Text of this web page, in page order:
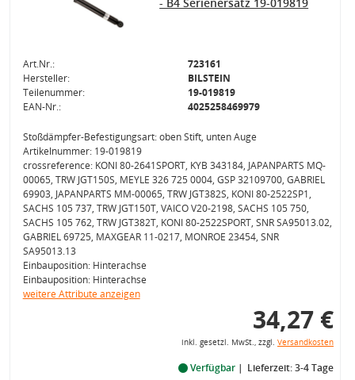
Art.Nr.:
723161
Hersteller:
BILSTEIN
Teilenummer:
19-019819
EAN-Nr.:
4025258469979
Stoßdämpfer-Befestigungsart: oben Stift, unten Auge
Artikelnummer: 19-019819
crossreference: KONI 80-2641SPORT, KYB 343184, JAPANPARTS MQ-
00065, TRW JGT150S, MEYLE 326 725 0004, GSP 32109700, GABRIEL
69903, JAPANPARTS MM-00065, TRW JGT382S, KONI 80-2522SP1,
SACHS 105 737, TRW JGT150T, VAICO V20-2198, SACHS 105 750,
SACHS 105 762, TRW JGT382T, KONI 80-2522SPORT, SNR SA95013.02,
GABRIEL 69725, MAXGEAR 11-0217, MONROE 23454, SNR
SA95013.13
Einbauposition: Hinterachse
Einbauposition: Hinterachse
weitere Attribute anzeigen
34,27 €
inkl. gesetzl. MwSt., zzgl. Versandkosten
Verfügbar Lieferzeit: 3-4 Tage